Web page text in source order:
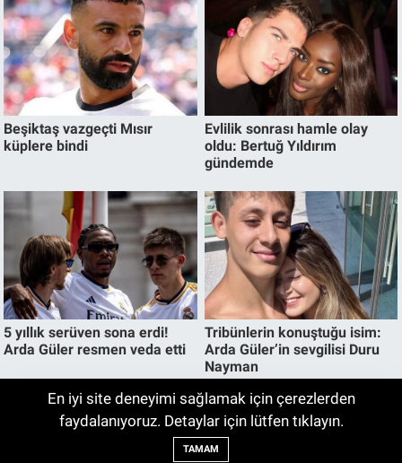
En iyi site deneyimi sağlamak için çerezlerden
faydalanıyoruz. Detaylar için lütfen tıklayın.
TAMAM
Galatasaray-Villarreal Maçı Ne Zaman,
Saat Kaçta ve Hangi Kanalda?
Galatasaray hazırlık maçı ne zaman?